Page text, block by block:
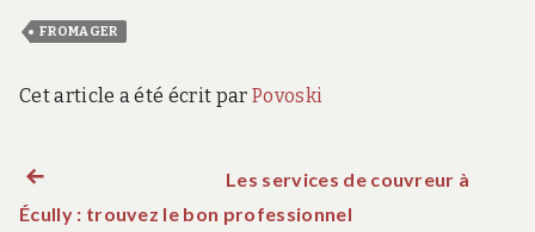
FROMAGER
Cet article a été écrit par Povoski
N
Les services de couvreur à
Écully : trouvez le bon professionnel